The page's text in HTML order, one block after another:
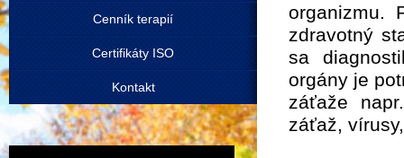
Cenník terapií
Certifikáty ISO
Kontakt
organizmu.
zdravotný
sa
orgány je
záťaže
záťaž,